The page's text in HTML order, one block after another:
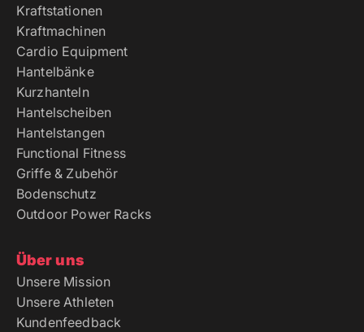
Kraftstationen
Kraftmachinen
Cardio Equipment
Hantelbänke
Kurzhanteln
Hantelscheiben
Hantelstangen
Functional Fitness
Griffe & Zubehör
Bodenschutz
Outdoor Power Racks
Über uns
Unsere Mission
Unsere Athleten
Kundenfeedback